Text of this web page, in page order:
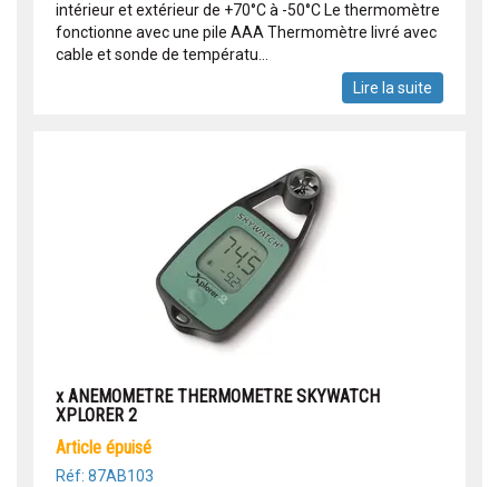
intérieur et extérieur de +70°C à -50°C Le thermomètre
fonctionne avec une pile AAA Thermomètre livré avec
cable et sonde de températu...
Lire la suite
x ANEMOMETRE THERMOMETRE SKYWATCH
XPLORER 2
article épuisé
Réf: 87AB103